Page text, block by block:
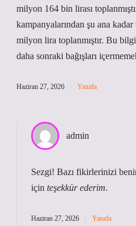
milyon 164 bin lirası
kampanyalarından şu ana
milyon lira toplanmıştır. Bu
daha sonraki bağışları
Haziran 27, 2026 Yanıtla
admin
Sezgi! Bazı fikirlerinizi
için teşekkür ederim.
Haziran 27, 2026 Yanıtla